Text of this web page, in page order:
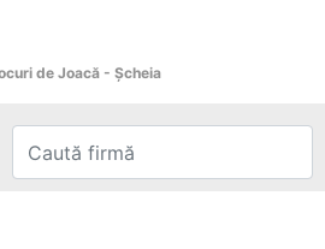
de Joacă - Şcheia